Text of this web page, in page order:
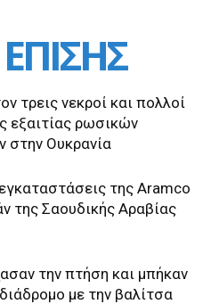
ΕΠΙΣΗΣ
τρεις νεκροί και πολλοί
εξαιτίας ρωσικών
στην Ουκρανία
της Aramco
της Σαουδικής Αραβίας
την πτήση και μπήκαν
με την βαλίτσα